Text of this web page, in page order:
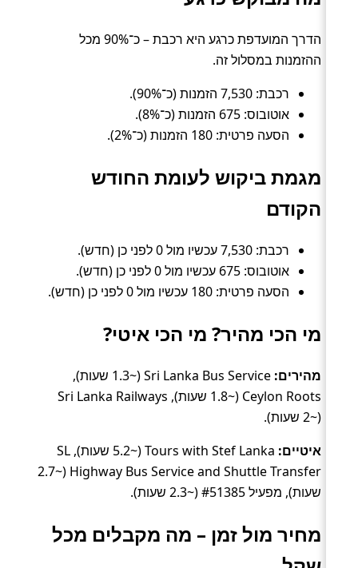
הדרך המועדפת כרגע היא רכבת – כ־90% מכל
ההזמנות במסלול זה.
רכבת: 7,530 הזמנות (כ־90%).
אוטובוס: 675 הזמנות (כ־8%).
הסעה פרטית: 180 הזמנות (כ־2%).
מגמת ביקוש לעומת החודש
הקודם
רכבת: 7,530 עכשיו מול 0 לפני כן (חדש).
אוטובוס: 675 עכשיו מול 0 לפני כן (חדש).
הסעה פרטית: 180 עכשיו מול 0 לפני כן (חדש).
מי הכי מהיר? מי הכי איטי?
מהירים:
Sri Lanka Bus Service (~1.3 שעות),
Ceylon Roots (~1.8 שעות), Sri Lanka Railways
(~2 שעות).
איטיים:
Tours with Stef Lanka (~5.2 שעות), SL
Highway Bus Service and Shuttle Transfer (~2.7
שעות), מפעיל #51385 (~2.3 שעות).
מחיר מול זמן – מה מקבלים מכל